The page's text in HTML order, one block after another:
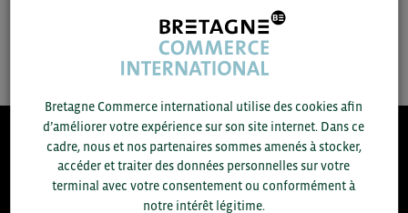
1
8.300
ACCOMPAGNEMENTS RÉALISÉS EN 2025
Bretagne Commerce international utilise des cookies afin
d’améliorer votre expérience sur son site internet. Dans ce
cadre, nous et nos partenaires sommes amenés à stocker,
accéder et traiter des données personnelles sur votre
terminal avec votre consentement ou conformément à
notre intérêt légitime.